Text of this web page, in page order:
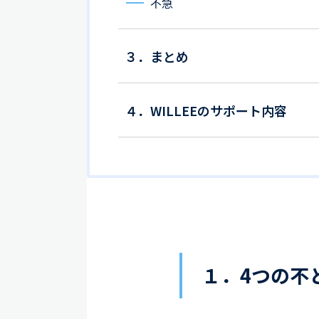
３．まとめ
４．WILLEEのサポート内容
１．4つの不